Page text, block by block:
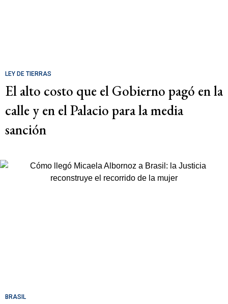
LEY DE TIERRAS
El alto costo que el Gobierno pagó en la
calle y en el Palacio para la media
sanción
BRASIL